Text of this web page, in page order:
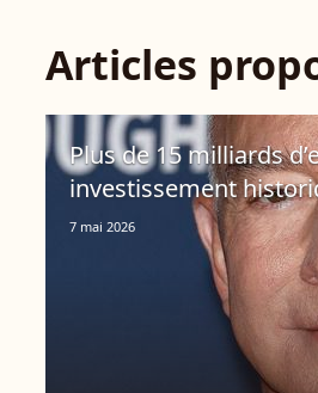
Articles
Plus de 15 milliards
investissement
7 mai 2026